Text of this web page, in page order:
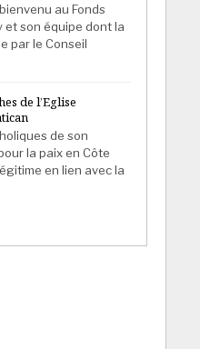
au Fonds
et son équipe dont la
par le Conseil
de l’Eglise
de son
la paix en Côte
en lien avec la